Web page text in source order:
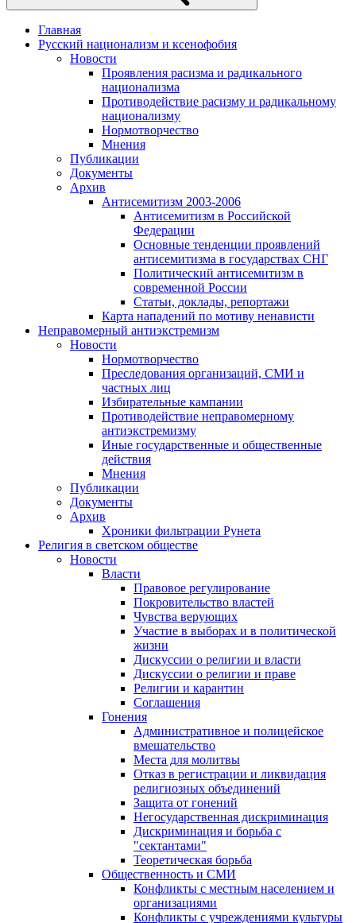
Главная
Русский национализм и ксенофобия
Новости
Проявления расизма и радикального
национализма
Противодействие расизму и радикальному
национализму
Нормотворчество
Мнения
Публикации
Документы
Архив
Антисемитизм 2003-2006
Антисемитизм в Российской
Федерации
Основные тенденции проявлений
антисемитизма в государствах СНГ
Политический антисемитизм в
современной России
Статьи, доклады, репортажи
Карта нападений по мотиву ненависти
Неправомерный антиэкстремизм
Новости
Нормотворчество
Преследования организаций, СМИ и
частных лиц
Избирательные кампании
Противодействие неправомерному
антиэкстремизму
Иные государственные и общественные
действия
Мнения
Публикации
Документы
Архив
Хроники фильтрации Рунета
Религия в светском обществе
Новости
Власти
Правовое регулирование
Покровительство властей
Чувства верующих
Участие в выборах и в политической
жизни
Дискуссии о религии и власти
Дискуссии о религии и праве
Религии и карантин
Соглашения
Гонения
Административное и полицейское
вмешательство
Места для молитвы
Отказ в регистрации и ликвидация
религиозных объединений
Защита от гонений
Негосударственная дискриминация
Дискриминация и борьба с
"сектантами"
Теоретическая борьба
Общественность и СМИ
Конфликты с местным населением и
организациями
Конфликты с учреждениями культуры